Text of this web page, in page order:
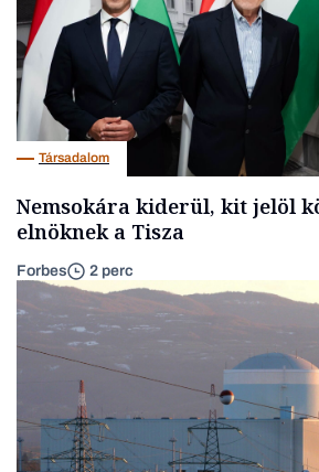
Társadalom
Nemsokára kiderül, kit jelöl
elnöknek a Tisza
Forbes 2 perc